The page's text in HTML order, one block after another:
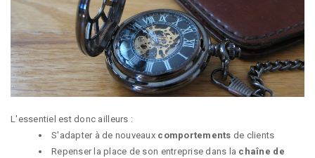
L'essentiel est donc ailleurs :
S'adapter à de nouveaux comportements de clients
Repenser la place de son entreprise dans la chaîne de